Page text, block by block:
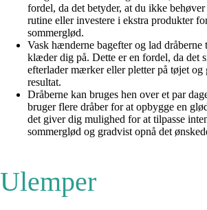
fordel, da det betyder, at du ikke
rutine eller investere i ekstra produkter
sommerglød.
Vask hænderne bagefter og lad dråberne
klæder dig på. Dette er en fordel, da det
efterlader mærker eller pletter på tøjet og
resultat.
Dråberne kan bruges hen over et par
bruger flere dråber for at opbygge en
det giver dig mulighed for at tilpasse
sommerglød og gradvist opnå det
Ulemper